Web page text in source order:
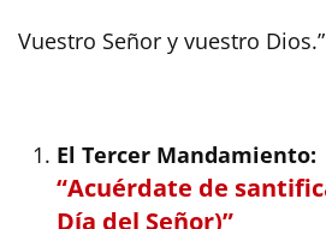
Vuestro Señor y vuestro Dios.”
El Tercer Mandamiento:
“Acuérdate de
Día del Señor)”